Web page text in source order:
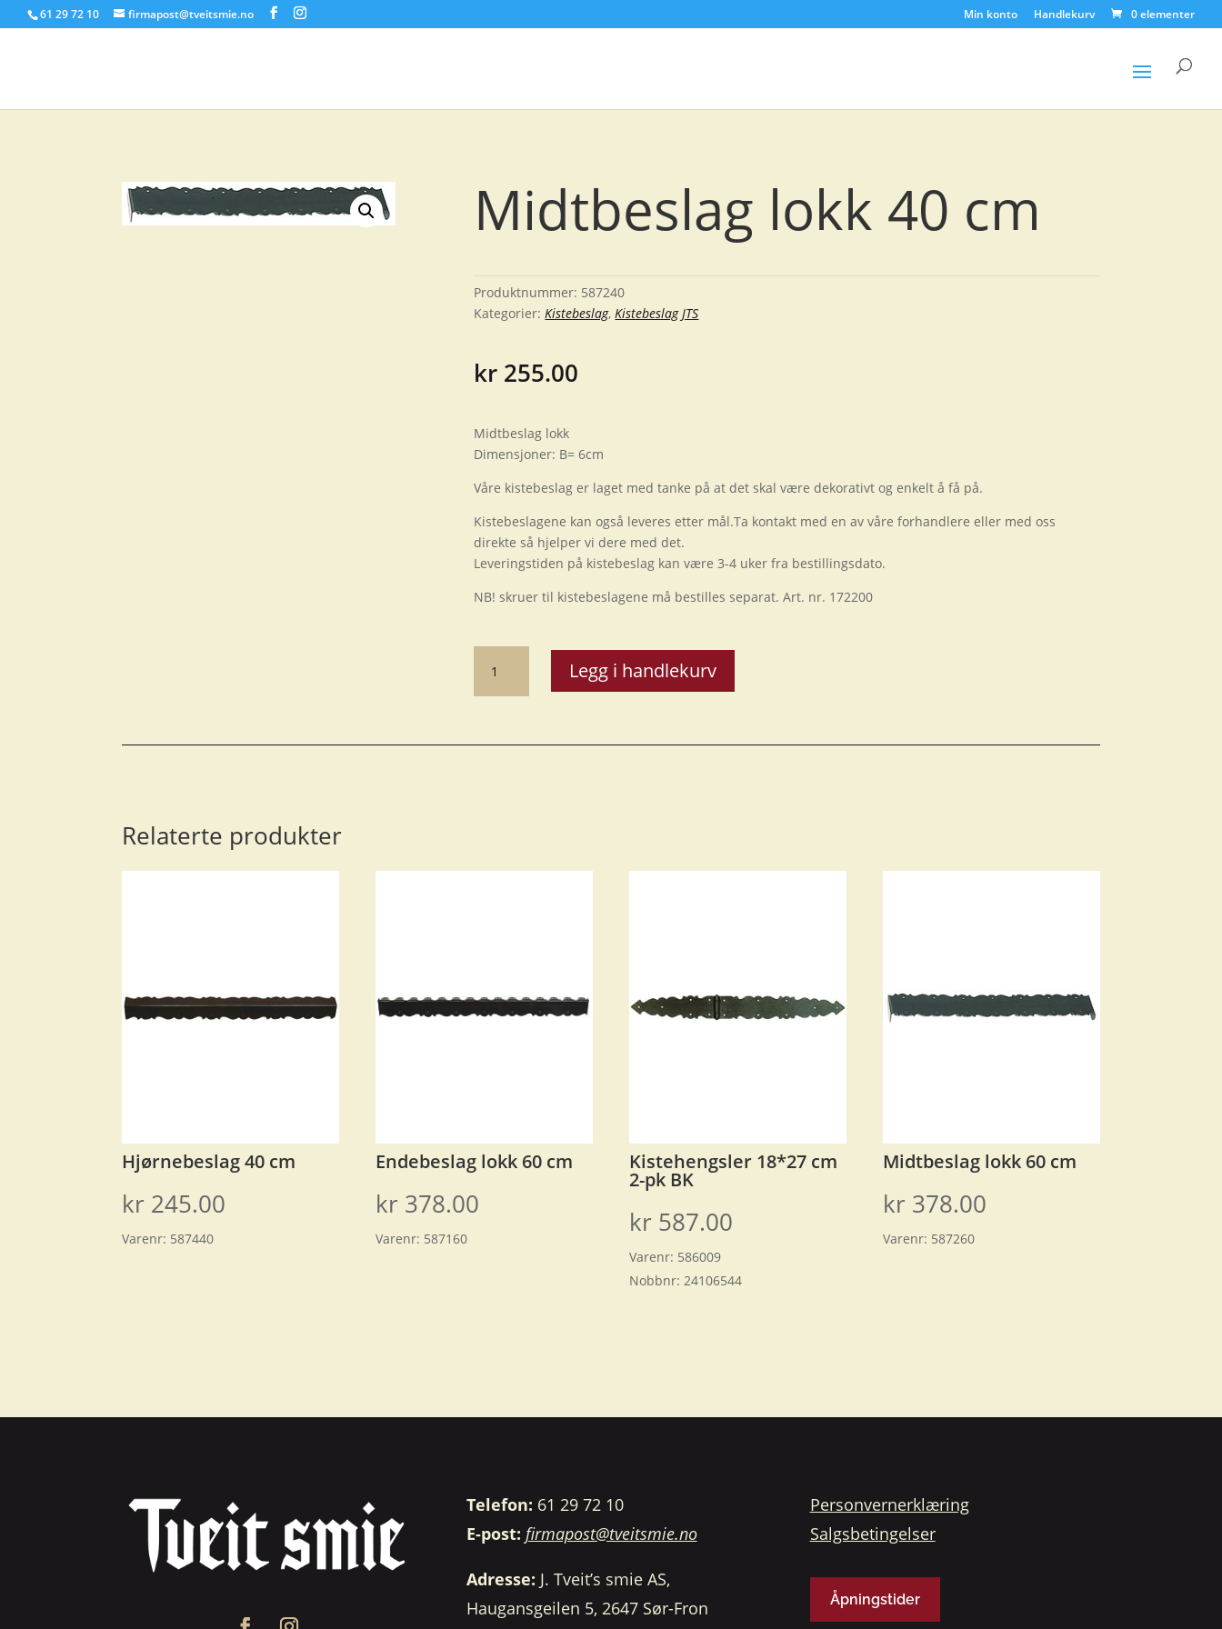
61 29 72 10 firmapost@tveitsmie.no Min konto Handlekurv 0 elementer
Products
Midtbeslag lokk 40 cm
Produktnummer: 587240
Kategorier: Kistebeslag, Kistebeslag JTS
kr 255.00
Midtbeslag lokk
Dimensjoner: B= 6cm
Våre kistebeslag er laget med tanke på at det skal være dekorativt og enkelt å få på.
Kistebeslagene kan også leveres etter mål.Ta kontakt med en av våre forhandlere eller med oss
direkte så hjelper vi dere med det.
Leveringstiden på kistebeslag kan være 3-4 uker fra bestillingsdato.
NB! skruer til kistebeslagene må bestilles separat. Art. nr. 172200
lokk
40
Legg i handlekurv
Relaterte produkter
Hjørnebeslag 40 cm
kr 245.00
Varenr: 587440
Endebeslag lokk 60 cm
kr 378.00
Varenr: 587160
Kistehengsler 18*27 cm
2-pk BK
kr 587.00
Varenr: 586009
Nobbnr:24106544
Midtbeslag lokk 60 cm
kr 378.00
Varenr: 587260
Telefon: 61 29 72 10
E-post: firmapost@tveitsmie.no
Adresse: J. Tveit’s smie AS,
Haugansgeilen 5, 2647 Sør-Fron
Personvernerklæring
Salgsbetingelser
Åpningstider